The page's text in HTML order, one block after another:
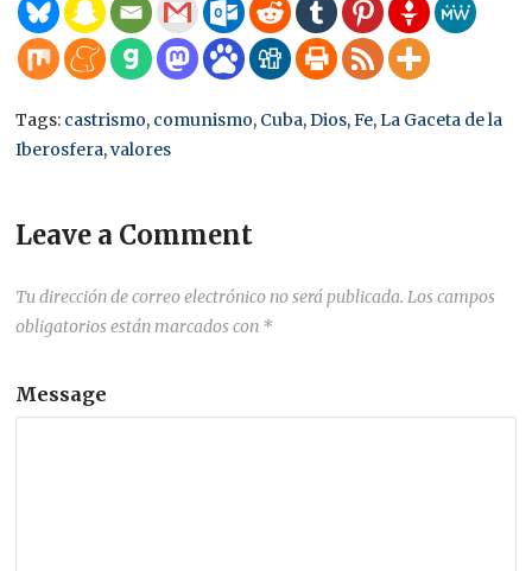
Tags: castrismo, comunismo, Cuba,Dios,Fe,La Gaceta de la
Iberosfera,valores
Leave a Comment
Tu dirección de correo electrónico no será publicada. Los campos
obligatorios están marcados con *
Message